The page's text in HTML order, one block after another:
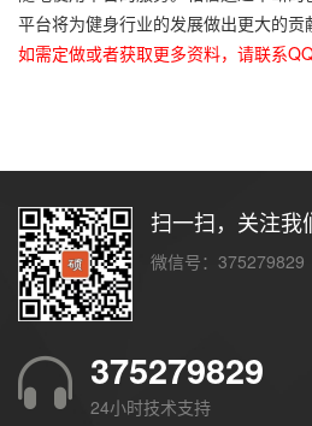
平台将为健身行业的发展做出更大的贡
如需定做或者获取更多资料，请联系
扫一扫，关注我
微信号：375279829
375279829
24小时技术支持